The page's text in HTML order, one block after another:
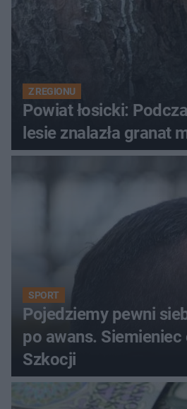
Z REGIONU
Powiat łosicki:
lesie
SPORT
Pojedziemy pewni
po awans. Siemieniec
Szkocji